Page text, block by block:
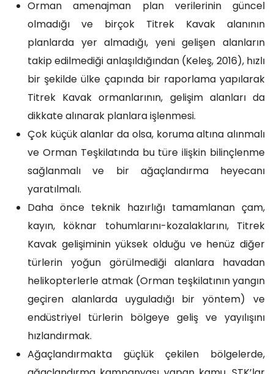
Orman amenajman plan verilerinin güncel
olmadığı ve birçok Titrek Kavak alanının
planlarda yer almadığı, yeni gelişen alanların
takip edilmediği anlaşıldığından (Keleş, 2016), hızlı
bir şekilde ülke çapında bir raporlama yapılarak
Titrek Kavak ormanlarının, gelişim alanları da
dikkate alınarak planlara işlenmesi.
Çok küçük alanlar da olsa, koruma altına alınmalı
ve Orman Teşkilatında bu türe ilişkin bilinçlenme
sağlanmalı ve bir ağaçlandırma heyecanı
yaratılmalı.
Daha önce teknik hazırlığı tamamlanan çam,
kayın, köknar tohumlarını-kozalaklarını, Titrek
Kavak gelişiminin yüksek olduğu ve henüz diğer
türlerin yoğun görülmediği alanlara havadan
helikopterlerle atmak (Orman teşkilatının yangın
geçiren alanlarda uyguladığı bir yöntem) ve
endüstriyel türlerin bölgeye geliş ve yayılışını
hızlandırmak.
Ağaçlandırmakta güçlük çekilen bölgelerde,